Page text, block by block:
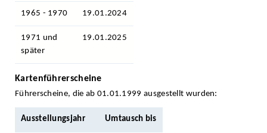
1965 - 1970 19.01.2024
1971 und
später
19.01.2025
Kartenführerscheine
Führerscheine, die ab 01.01.1999 ausgestellt wurden:
Ausstellungsjahr Umtausch bis